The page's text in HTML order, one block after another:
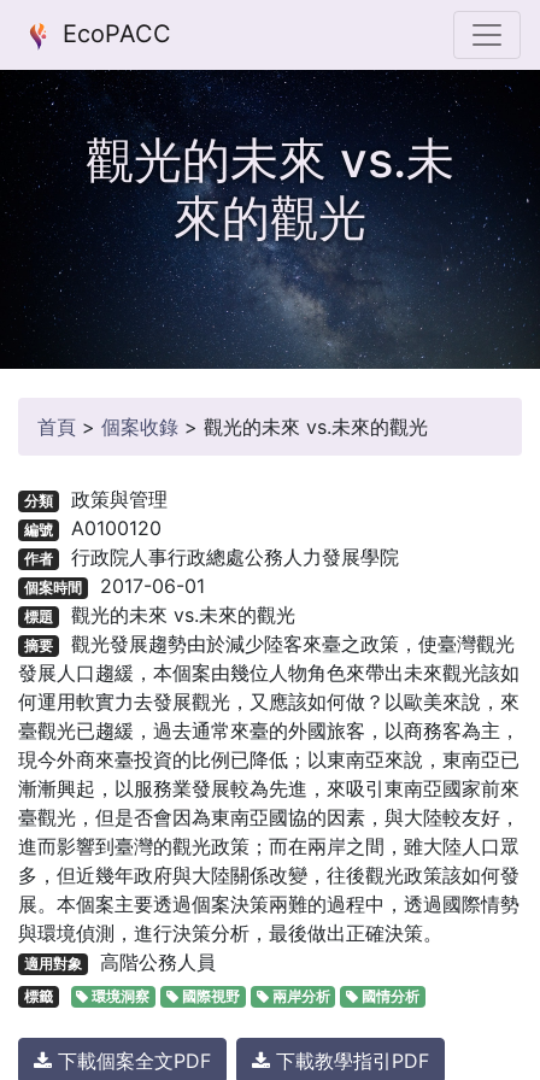
EcoPACC
觀光的未來 vs.未
來的觀光
首頁 > 個案收錄 > 觀光的未來 vs.未來的觀光
分類 政策與管理
編號 A0100120
作者 行政院人事行政總處公務人力發展學院
個案時間 2017-06-01
標題 觀光的未來 vs.未來的觀光
摘要 觀光發展趨勢由於減少陸客來臺之政策，使臺灣觀光
發展人口趨緩，本個案由幾位人物角色來帶出未來觀光該如
何運用軟實力去發展觀光，又應該如何做？以歐美來說，來
臺觀光已趨緩，過去通常來臺的外國旅客，以商務客為主，
現今外商來臺投資的比例已降低；以東南亞來說，東南亞已
漸漸興起，以服務業發展較為先進，來吸引東南亞國家前來
臺觀光，但是否會因為東南亞國協的因素，與大陸較友好，
進而影響到臺灣的觀光政策；而在兩岸之間，雖大陸人口眾
多，但近幾年政府與大陸關係改變，往後觀光政策該如何發
展。本個案主要透過個案決策兩難的過程中，透過國際情勢
與環境偵測，進行決策分析，最後做出正確決策。
適用對象 高階公務人員
標籤 環境洞察 國際視野 兩岸分析 國情分析
下載個案全文PDF 下載教學指引PDF